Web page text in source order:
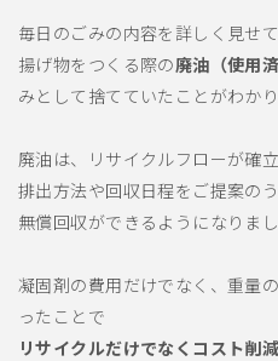
毎日のごみの内容を詳しく見せて
揚げ物をつくる際の廃油（使用済
みとして捨てていたことがわかり
廃油は、リサイクルフローが確
排出方法や回収日程をご提案の
無償回収ができるようになりまし
凝固剤の費用だけでなく、重量
ったことで
リサイクルだけでなくコスト削